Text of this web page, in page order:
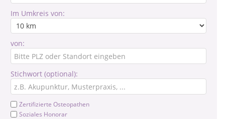
Im Umkreis von:
von:
Stichwort (optional):
Zertifizierte Osteopathen
Soziales Honorar